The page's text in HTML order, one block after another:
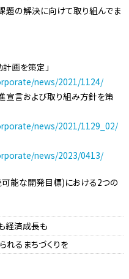
題の解決に向けて取り組んでま
画を策定」
news/2021/1124/
進宣言および取り組み方針を策
news/2021/1129_02/
news/2023/0413/
可能な開発目標)における2つの
経済成長も
れるまちづくりを